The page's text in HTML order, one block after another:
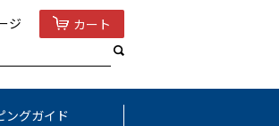
ジ カート
ングガイド